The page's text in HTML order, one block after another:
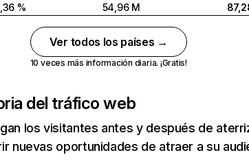
% 54,96 M
Ver todos los países →
10 veces más información diaria. ¡Gratis!
del tráfico web
los visitantes antes y después de
nuevas oportunidades de atraer a su